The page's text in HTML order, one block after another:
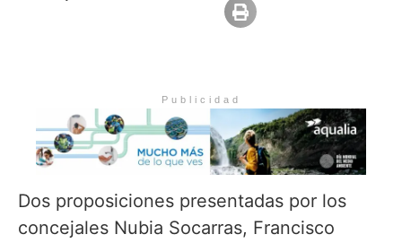
Publicidad
Dos proposiciones presentadas por los
concejales Nubia Socarras, Francisco